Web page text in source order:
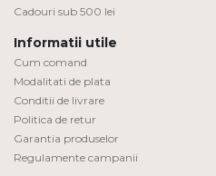
Cadouri sub 500 lei
Informatii utile
Cum comand
Modalitati de plata
Conditii de livrare
Politica de retur
Garantia produselor
Regulamente campanii